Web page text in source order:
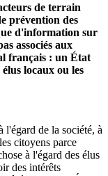
de terrain
prévention des
d'information sur
associés aux
français : un État
locaux ou les
de la société, à
citoyens parce
à l'égard des élus
des intérêts